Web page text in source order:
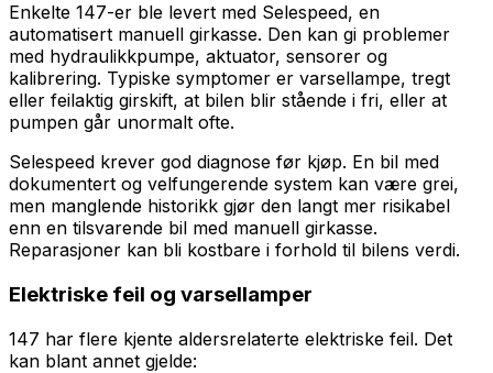
Enkelte 147-er ble levert med Selespeed, en
automatisert manuell girkasse. Den kan gi problemer
med hydraulikkpumpe, aktuator, sensorer og
kalibrering. Typiske symptomer er varsellampe, tregt
eller feilaktig girskift, at bilen blir stående i fri, eller at
pumpen går unormalt ofte.
Selespeed krever god diagnose før kjøp. En bil med
dokumentert og velfungerende system kan være grei,
men manglende historikk gjør den langt mer risikabel
enn en tilsvarende bil med manuell girkasse.
Reparasjoner kan bli kostbare i forhold til bilens verdi.
Elektriske feil og varsellamper
147 har flere kjente aldersrelaterte elektriske feil. Det
kan blant annet gjelde: